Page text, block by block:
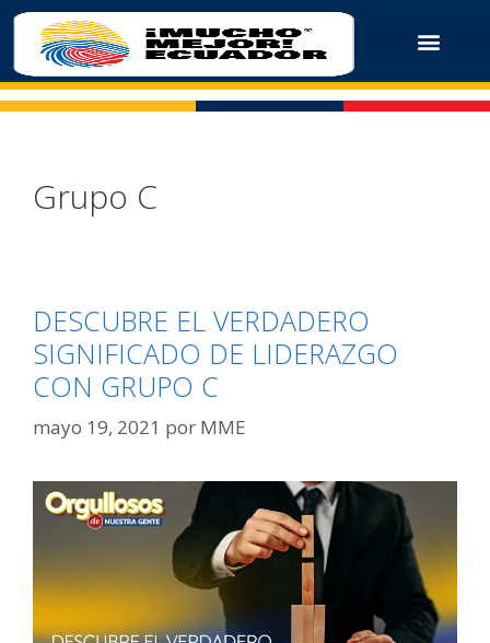
Grupo C
DESCUBRE EL VERDADERO
SIGNIFICADO DE LIDERAZGO
CON GRUPO C
mayo 19, 2021 por MME